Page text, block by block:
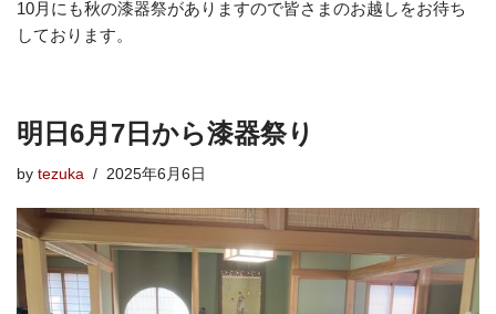
10月にも秋の漆器祭がありますので皆さまのお越しをお待ち
しております。
明日6月7日から漆器祭り
by tezuka 2025年6月6日